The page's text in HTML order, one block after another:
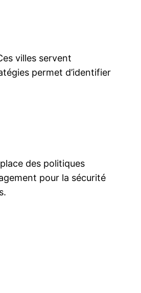
villes servent
permet d’identifier
des politiques
pour la sécurité